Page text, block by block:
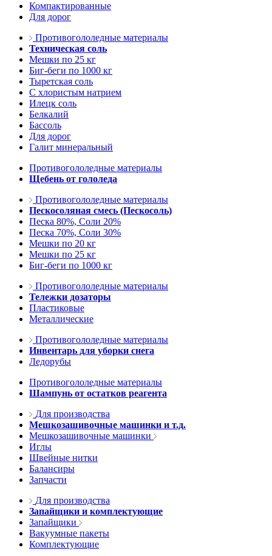
Компактированные
Для дорог
Противогололедные материалы
Техническая соль
Мешки по 25 кг
Биг-беги по 1000 кг
Тыретская соль
С хлористым натрием
Илецк соль
Белкалий
Бассоль
Для дорог
Галит минеральный
Противогололедные материалы
Щебень от гололеда
Противогололедные материалы
Пескосоляная смесь (Пескосоль)
Песка 80%, Соли 20%
Песка 70%, Соли 30%
Мешки по 20 кг
Мешки по 25 кг
Биг-беги по 1000 кг
Противогололедные материалы
Тележки дозаторы
Пластиковые
Металлические
Противогололедные материалы
Инвентарь для уборки снега
Ледорубы
Противогололедные материалы
Шампунь от остатков реагента
Для производства
Мешкозашивочные машинки и т.д.
Мешкозашивочные машинки
Иглы
Швейные нитки
Балансиры
Запчасти
Для производства
Запайщики и комплектующие
Запайщики
Вакуумные пакеты
Комплектующие